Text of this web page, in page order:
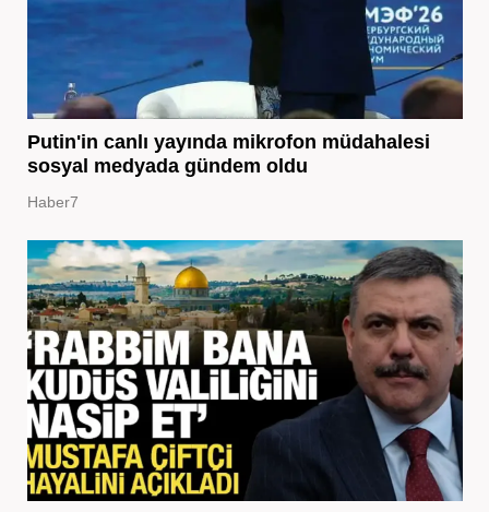
Putin'in canlı yayında mikrofon müdahalesi
sosyal medyada gündem oldu
Haber7